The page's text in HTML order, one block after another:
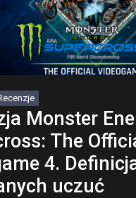
Monster
The
4.
uczuć